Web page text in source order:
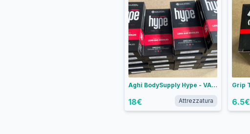
Aghi BodySupply Hype - VARIE MISURE
18€ Attrezzatura 6.5€